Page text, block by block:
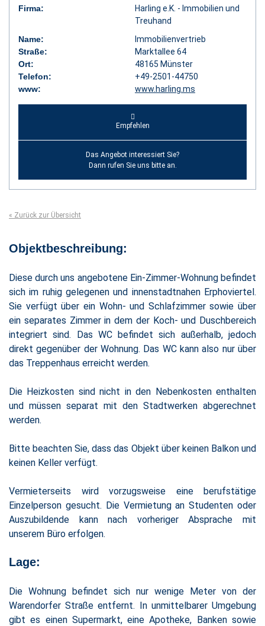
Firma:
Harling e.K. - Immobilien und
Treuhand
Name:
Immobilienvertrieb
Straße:
Marktallee 64
Ort:
48165 Münster
Telefon:
+49-2501-44750
Das Angebot interessiert Sie?
Dann rufen Sie uns bitte an.
www: www.harling.ms
Empfehlen
« Zurück zur Übersicht
Objektbeschreibung:
Diese durch uns angebotene Ein-Zimmer-Wohnung befindet
sich im ruhig gelegenen und innenstadtnahen Erphoviertel.
Sie verfügt über ein Wohn- und Schlafzimmer sowie über
ein separates Zimmer in dem der Koch- und Duschbereich
integriert sind. Das WC befindet sich außerhalb, jedoch
direkt gegenüber der Wohnung. Das WC kann also nur über
das Treppenhaus erreicht werden.
Die Heizkosten sind nicht in den Nebenkosten enthalten
und müssen separat mit den Stadtwerken abgerechnet
werden.
Bitte beachten Sie, dass das Objekt über keinen Balkon und
keinen Keller verfügt.
Vermieterseits wird vorzugsweise eine berufstätige
Einzelperson gesucht. Die Vermietung an Studenten oder
Auszubildende kann nach vorheriger Absprache mit
unserem Büro erfolgen.
Lage:
Die Wohnung befindet sich nur wenige Meter von der
Warendorfer Straße entfernt. In unmittelbarer Umgebung
gibt es einen Supermarkt, eine Apotheke, Banken sowie